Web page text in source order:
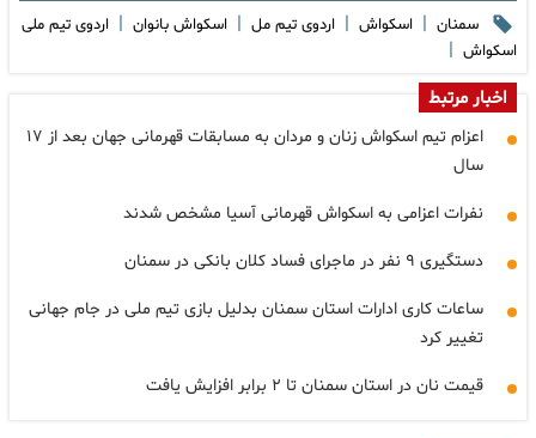
سمنان | اسکواش | اردوی تیم مل | اسکواش بانوان | اردوی تیم ملی
اسکواش |
اخبار مرتبط
اعزام تیم اسکواش زنان و مردان به مسابقات قهرمانی جهان بعد از ۱۷
سال
نفرات اعزامی به اسکواش قهرمانی آسیا مشخص شدند
دستگیری ۹ نفر در ماجرای فساد کلان بانکی در سمنان
ساعات کاری ادارات استان سمنان بدلیل بازی تیم ملی در جام جهانی
تغییر کرد
قیمت نان در استان سمنان تا ۲ برابر افزایش یافت